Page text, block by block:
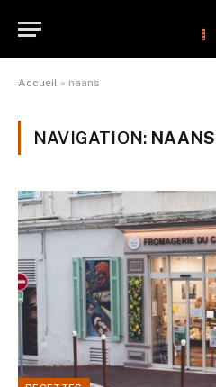
Accueil » naans
NAVIGATION: NAANS